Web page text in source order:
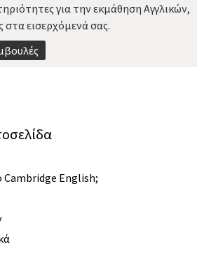
για την εκμάθηση Αγγλικών,
στα εισερχόμενά σας.
Cambridge English;